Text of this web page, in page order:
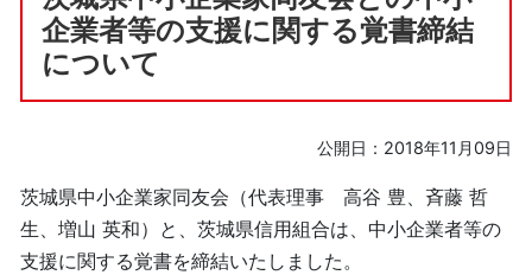
企業者等の支援に関する覚書締結
について
公開日： 2018年11月09日
茨城県中小企業家同友会（代表理事 高谷 豊、斉藤 哲
生、増山 英和）と、茨城県信用組合は、中小企業者等の
支援に関する覚書を締結いたしました。